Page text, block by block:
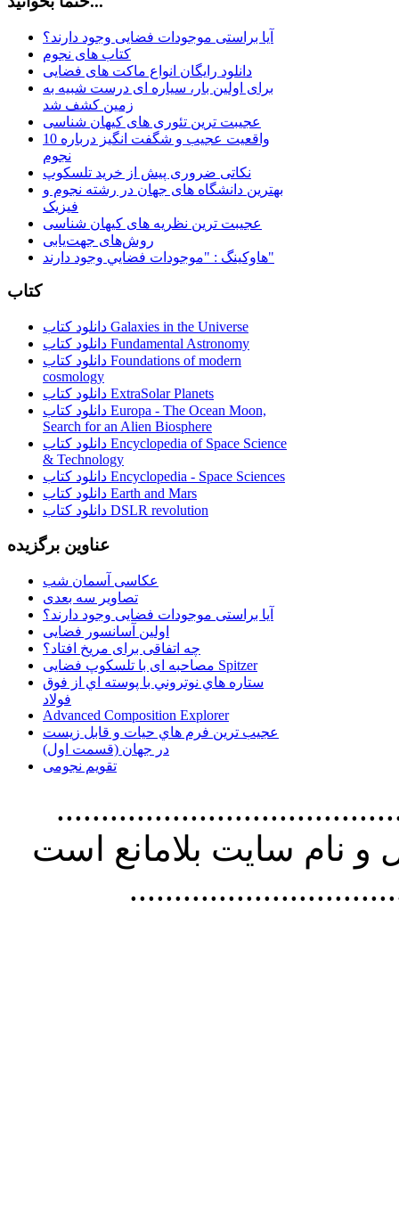
آیا براستی موجودات فضایی وجود دارند؟
کتاب های نجوم
دانلود رایگان انواع ماکت های فضایی
برای اولین بار، سیاره ای درست شبیه به
زمین کشف شد
عجیبت ترین تئوری های کیهان شناسی
10 واقعیت عجیب و شگفت انگیز درباره
نجوم
نکاتی ضروری پیش از خرید تلسکوپ
بهترین دانشگاه های جهان در رشته نجوم و
فیزیک
عجیبت ترین نظریه های کیهان شناسی
روش‌های جهت‌یابی
هاوكينگ : "موجودات فضايي وجود دارند"
کتاب
دانلود کتاب Galaxies in the Universe
دانلود کتاب Fundamental Astronomy
دانلود کتاب Foundations of modern
cosmology
دانلود کتاب ExtraSolar Planets
دانلود کتاب Europa - The Ocean Moon,
Search for an Alien Biosphere
دانلود کتاب Encyclopedia of Space Science
& Technology
دانلود کتاب Encyclopedia - Space Sciences
دانلود کتاب Earth and Mars
دانلود کتاب DSLR revolution
عناوین برگزیده
عکاسی آسمان شب
تصاویر سه بعدی
آیا براستی موجودات فضایی وجود دارند؟
اولین آسانسور فضایی
چه اتفاقی برای مریخ افتاد؟
مصاحبه ای با تلسکوپ فضایی Spitzer
ستاره هاي نوتروني با پوسته اي از فوق
فولاد
Advanced Composition Explorer
عجیب ترین فرم هاي حيات و قابل زيست
در جهان (قسمت اول)
تقویم نجومی
استفاده از
نام سايت بلامانع است